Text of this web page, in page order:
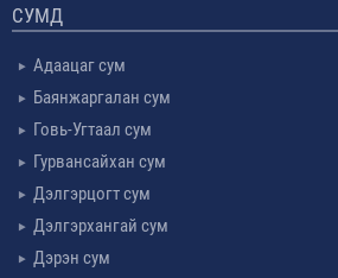
СУМД
Адаацаг сум
Баянжаргалан сум
Говь-Угтаал сум
Гурвансайхан сум
Дэлгэрцогт сум
Дэлгэрхангай сум
Дэрэн сум